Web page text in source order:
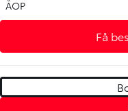
ÅOP
Få